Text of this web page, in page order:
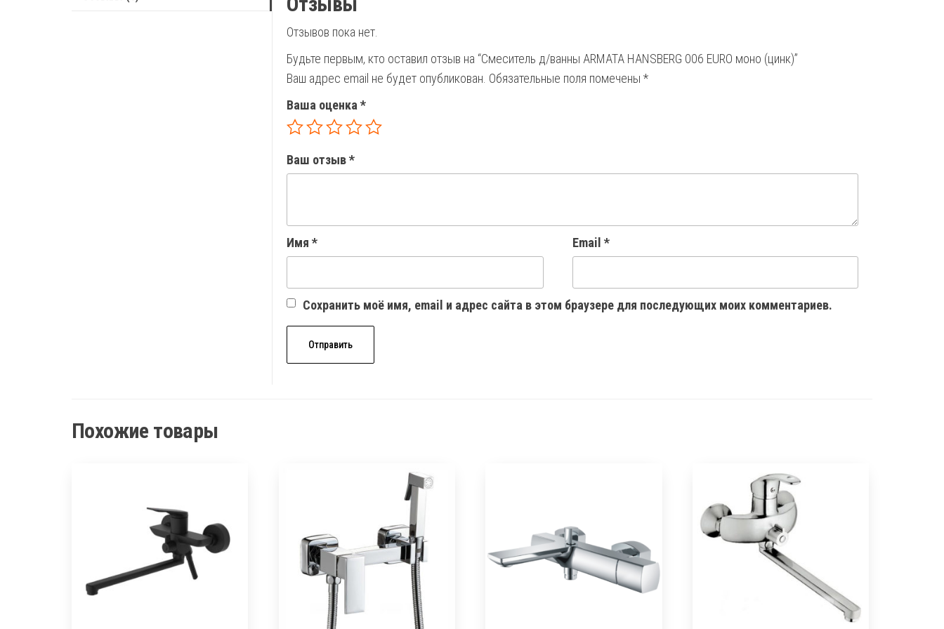
Отзывов пока нет.
Будьте первым, кто оставил отзыв на “Смеситель д/ванны ARMATA HANSBERG 006 EURO моно (цинк)”
Ваш адрес email не будет опубликован. Обязательные поля помечены *
Ваша оценка *
Ваш отзыв*
Имя * Email *
Сохранить моё имя, email и адрес сайта в этом браузере для последующих моих комментариев.
Похожие товары